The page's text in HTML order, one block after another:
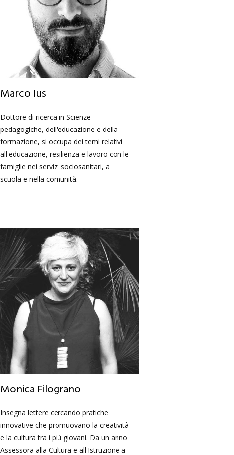
Marco Ius
Dottore di ricerca in Scienze
pedagogiche, dell'educazione e della
formazione, si occupa dei temi relativi
all'educazione, resilienza e lavoro con le
famiglie nei servizi sociosanitari, a
scuola e nella comunità.
Monica Filograno
Insegna lettere cercando pratiche
innovative che promuovano la creatività
e la cultura tra i più giovani. Da un anno
Assessora alla Cultura e all'Istruzione a